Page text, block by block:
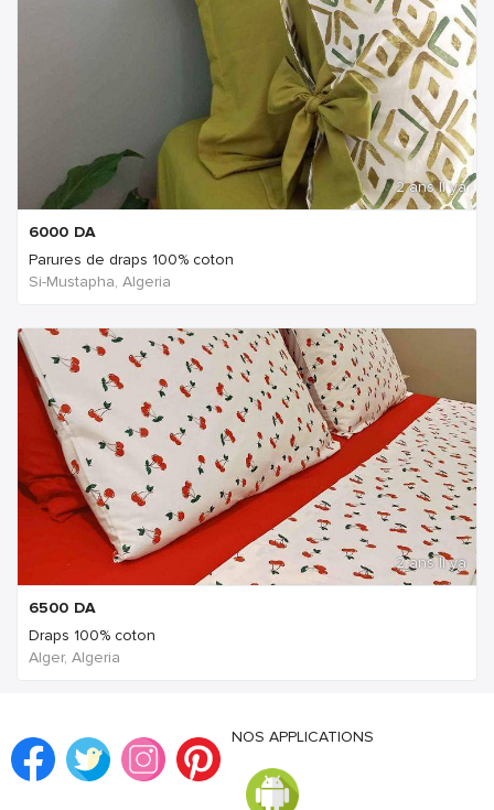
2 ans Il ya
6000 DA
Parures de draps 100% coton
Si-Mustapha, Algeria
2 ans Il ya
6500 DA
Draps 100% coton
Alger, Algeria
NOS APPLICATIONS